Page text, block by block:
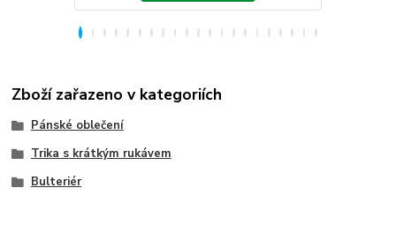
Zboží zařazeno v kategoriích
Pánské oblečení
Trika s krátkým rukávem
Bulteriér